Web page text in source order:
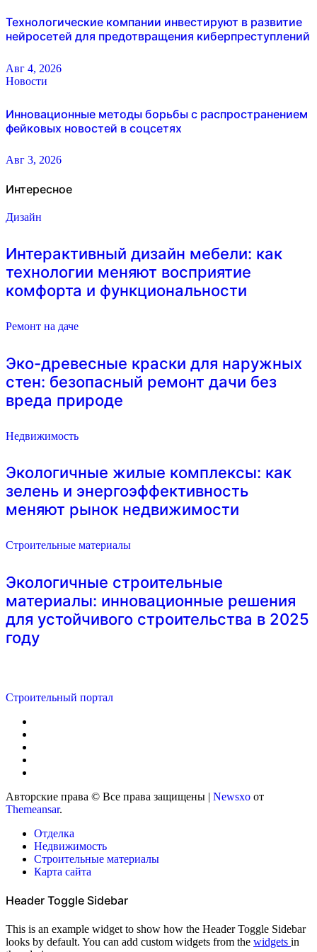
Технологические компании инвестируют в развитие
нейросетей для предотвращения киберпреступлений
Авг 4, 2026
Новости
Инновационные методы борьбы с распространением
фейковых новостей в соцсетях
Авг 3, 2026
Интересное
Дизайн
Интерактивный дизайн мебели: как
технологии меняют восприятие
комфорта и функциональности
Ремонт на даче
Эко-древесные краски для наружных
стен: безопасный ремонт дачи без
вреда природе
Недвижимость
Экологичные жилые комплексы: как
зелень и энергоэффективность
меняют рынок недвижимости
Строительные материалы
Экологичные строительные
материалы: инновационные решения
для устойчивого строительства в 2025
году
Строительный портал
Авторские права © Все права защищены | Newsxo от
Themeansar.
Отделка
Недвижимость
Строительные материалы
Карта сайта
Header Toggle Sidebar
This is an example widget to show how the Header Toggle Sidebar
looks by default. You can add custom widgets from the widgets in